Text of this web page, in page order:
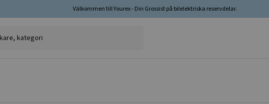
Välkommen till Yourex - Din Grossist på bilelektriska reservdelar.